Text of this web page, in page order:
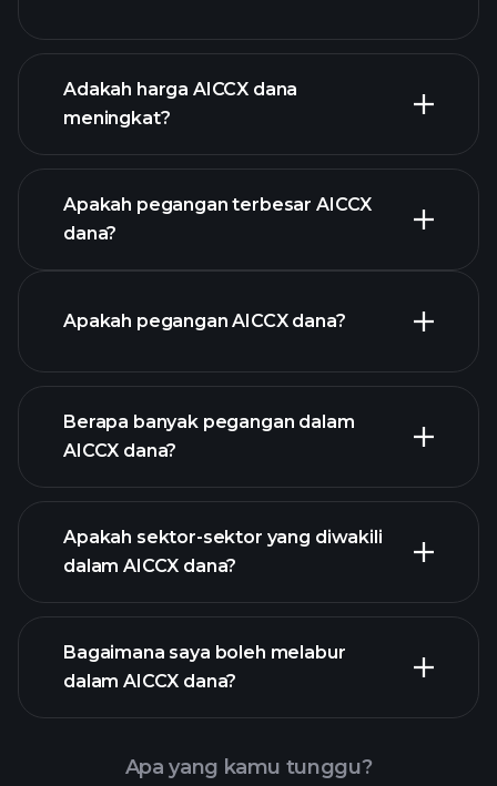
grafik lanjutan
Adakah harga AICCX dana
meningkat?
Apakah pegangan terbesar AICCX
dana?
holdings
Apakah pegangan AICCX dana?
holdings
Berapa banyak pegangan dalam
AICCX dana?
Apakah sektor-sektor yang diwakili
dalam AICCX dana?
Bagaimana saya boleh melabur
dalam AICCX dana?
Apa yang kamu tunggu?